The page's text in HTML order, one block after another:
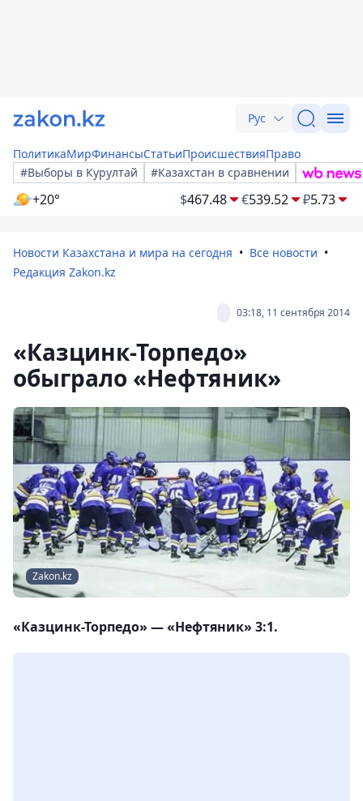
Рус
ПолитикаМирФинансыСтатьиПроисшествияПраво
#Выборы в Курултай
#Казахстан в сравнении
+20° $467.48 €539.52 ₽5.73
Новости Казахстана и мира на сегодня
Все новости
Редакция Zakon.kz
03:18, 11 сентября 2014
«Казцинк-Торпедо»
обыграло «Нефтяник»
Zakon.kz
«Казцинк-Торпедо» — «Нефтяник» 3:1.